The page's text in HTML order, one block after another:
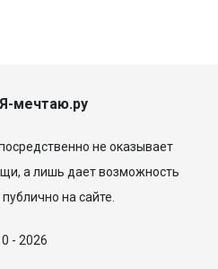
мечтаю.ру
не оказывает
а лишь дает возможность
на сайте.
- 2026